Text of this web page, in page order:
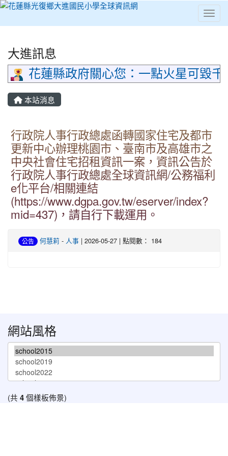
⏸
大進訊息
花蓮縣政府關心您：一點火星可毀
本站消息
行政院人事行政總處函轉國家住宅及都市
更新中心辦理桃園市、臺南市及高雄市之
中央社會住宅招租資訊一案，資訊公告於
行政院人事行政總處全球資訊網/公務福利
e化平台/相關連結
(https://www.dgpa.gov.tw/eserver/index?
mid=437)，請自行下載運用。
公告 何慧莉 - 人事 | 2026-05-27 | 點閱數： 184
網站風格
(共 4個樣板佈景)